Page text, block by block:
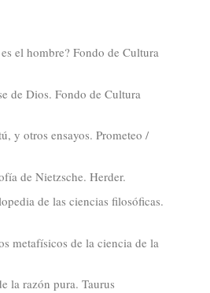
el hombre? Fondo de Cultura
de Dios. Fondo de Cultura
y otros ensayos. Prometeo /
de Nietzsche. Herder.
de las ciencias filosóficas.
metafísicos de la ciencia de la
la razón pura. Taurus